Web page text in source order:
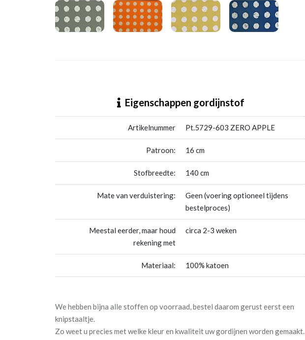
Eigenschappen gordijnstof
Artikelnummer Pt.5729-603 ZERO APPLE
Patroon: 16 cm
Stofbreedte: 140 cm
Mate van verduistering:
Geen (voering optioneel tijdens
bestelproces)
Meestal eerder, maar houd
rekening met
circa 2-3 weken
Materiaal: 100% katoen
We hebben bijna alle stoffen op voorraad, bestel daarom gerust eerst een
knipstaaltje.
Zo weet u precies met welke kleur en kwaliteit uw gordijnen worden gemaakt.